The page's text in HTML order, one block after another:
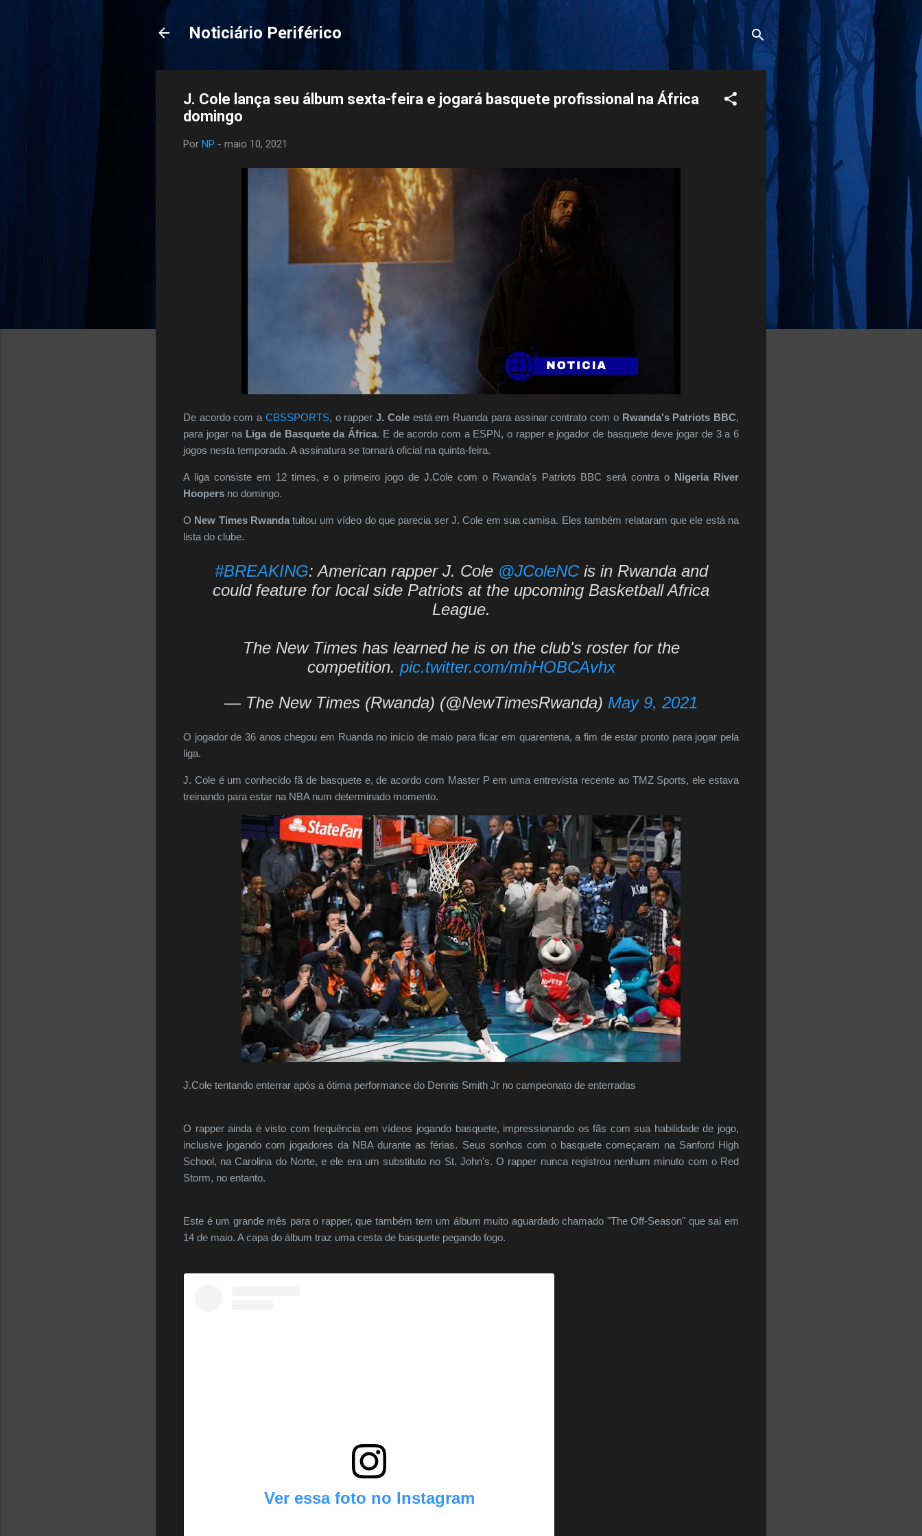
Noticiário Periférico
J. Cole lança seu álbum sexta-feira e jogará basquete profissional na África
domingo
Por NP - maio 10, 2021
De acordo com a CBSSPORTS, o rapperJ. Coleestá em Ruanda para assinar contrato com o Rwanda's Patriots BBC,
para jogar na Liga de Basquete da África. E de acordo com a ESPN, o rapper e jogador de basquete deve jogar de 3 a 6
jogos nesta temporada. A assinatura se tornará oficial na quinta-feira.
A liga consiste em 12 times, e o primeiro jogo de J.Cole com o Rwanda's Patriots BBC será contra o Nigeria River
Hoopers no domingo.
O New Times Rwanda tuitou um vídeo do que parecia ser J. Cole em sua camisa. Eles também relataram que ele está na
lista do clube.
#BREAKING: American rapper J. Cole @JColeNCis in Rwanda and
could feature for local side Patriots at the upcoming Basketball Africa
League.
The New Times has learned he is on the club's roster for the
competition. pic.twitter.com/mhHOBCAvhx
— The New Times (Rwanda) (@NewTimesRwanda) May 9, 2021
O jogador de 36 anos chegou em Ruanda no início de maio para ficar em quarentena, a fim de estar pronto para jogar pela
liga.
J. Cole é um conhecido fã de basquete e, de acordo com Master P em uma entrevista recente ao TMZ Sports, ele estava
treinando para estar na NBA num determinado momento.
J.Cole tentando enterrar após a ótima performance do Dennis Smith Jr no campeonato de enterradas
O rapper ainda é visto com frequência em vídeos jogando basquete, impressionando os fãs com sua habilidade de jogo,
inclusive jogando com jogadores da NBA durante as férias. Seus sonhos com o basquete começaram na Sanford High
School, na Carolina do Norte, e ele era um substituto no St. John's. O rapper nunca registrou nenhum minuto com o Red
Storm, no entanto.
Este é um grande mês para o rapper, que também tem um álbum muito aguardado chamado "The Off-Season" que sai em
14 de maio. A capa do álbum traz uma cesta de basquete pegando fogo.
Ver essa foto no Instagram